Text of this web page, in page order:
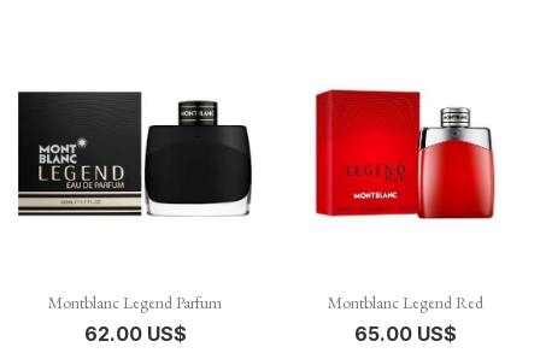
Montblanc Legend Parfum
62.00 US$
Montblanc Legend Red
65.00 US$